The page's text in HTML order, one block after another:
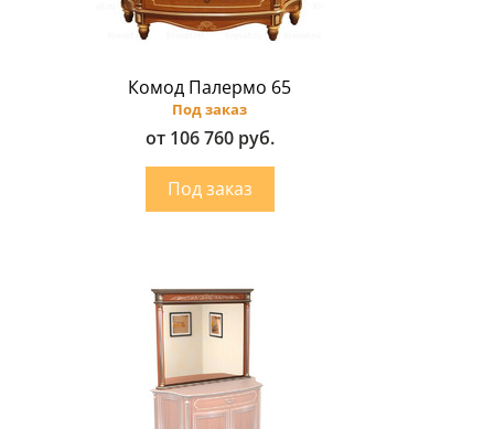
Комод Палермо 65
Под заказ
от 106 760 руб.